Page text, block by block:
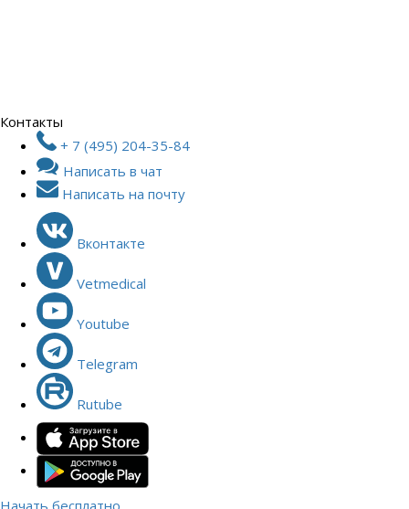
Контакты
+ 7 (495) 204-35-84
Написать в чат
Написать на почту
Вконтакте
Vetmedical
Youtube
Telegram
Rutube
Начать бесплатно